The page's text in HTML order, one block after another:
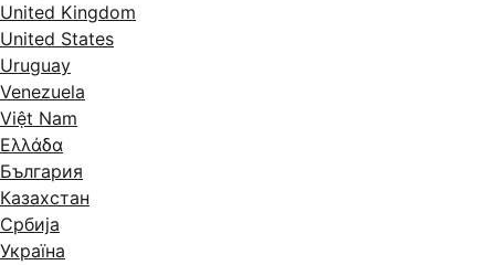
United Kingdom
United States
Uruguay
Venezuela
Việt Nam
Ελλάδα
България
Казахстан
Србија
Україна